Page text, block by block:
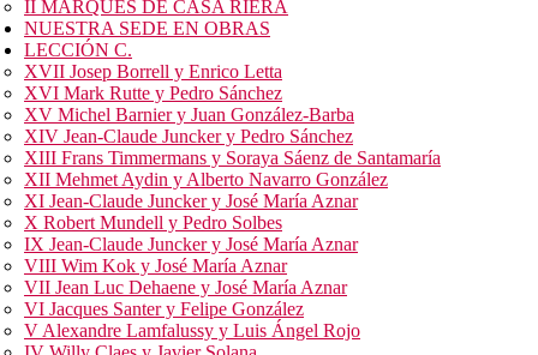
II MARQUÉS DE CASA RIERA
NUESTRA SEDE EN OBRAS
LECCIÓN C.
XVII Josep Borrell y Enrico Letta
XVI Mark Rutte y Pedro Sánchez
XV Michel Barnier y Juan González-Barba
XIV Jean-Claude Juncker y Pedro Sánchez
XIII Frans Timmermans y Soraya Sáenz de Santamaría
XII Mehmet Aydin y Alberto Navarro González
XI Jean-Claude Juncker y José María Aznar
X Robert Mundell y Pedro Solbes
IX Jean-Claude Juncker y José María Aznar
VIII Wim Kok y José María Aznar
VII Jean Luc Dehaene y José María Aznar
VI Jacques Santer y Felipe González
V Alexandre Lamfalussy y Luis Ángel Rojo